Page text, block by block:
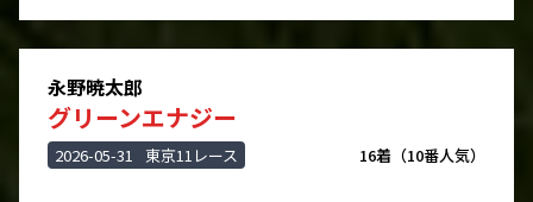
永野暁太郎
グリーンエナジー
2026-05-31 東京11レース 16着（10番人気）